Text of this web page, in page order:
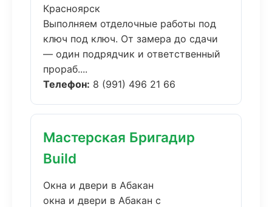
Красноярск
Выполняем отделочные работы под
ключ под ключ. От замера до сдачи
— один подрядчик и ответственный
прораб....
Телефон: 8 (991) 496 21 66
Мастерская Бригадир
Build
Окна и двери в Абакан
окна и двери в Абакан с